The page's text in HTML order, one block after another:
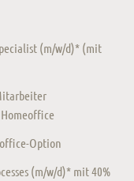
(m/w/d)* (mit
Option
(m/w/d)* mit 40%